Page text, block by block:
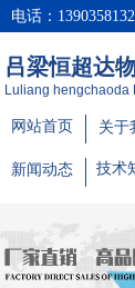
电话：
网站首页
吕梁恒超达
Luliang hengchaoda
关于
新闻动态 技术